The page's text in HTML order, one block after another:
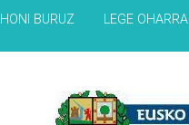
HONI BURUZ LEGE OHARRA